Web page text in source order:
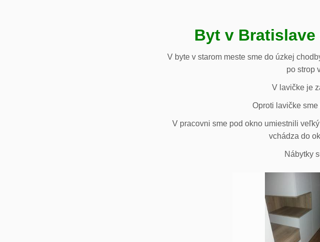
Byt v
V byte v starom meste sme do úzkej
po strop
V lavičke je
Oproti lavičke
V pracovni sme pod okno umiestnili
vchádza do
Nábytky